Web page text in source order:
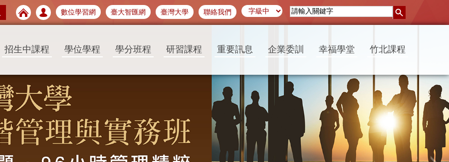
數位學習網 臺大智匯網 臺灣大學 聯絡我們
招生中課程 學位學程 學分班程 研習課程 重要訊息 企業委訓 幸福學堂 竹北課程